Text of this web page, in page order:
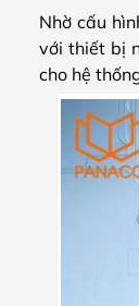
Nhờ cấu
với thiết bị
cho hệ